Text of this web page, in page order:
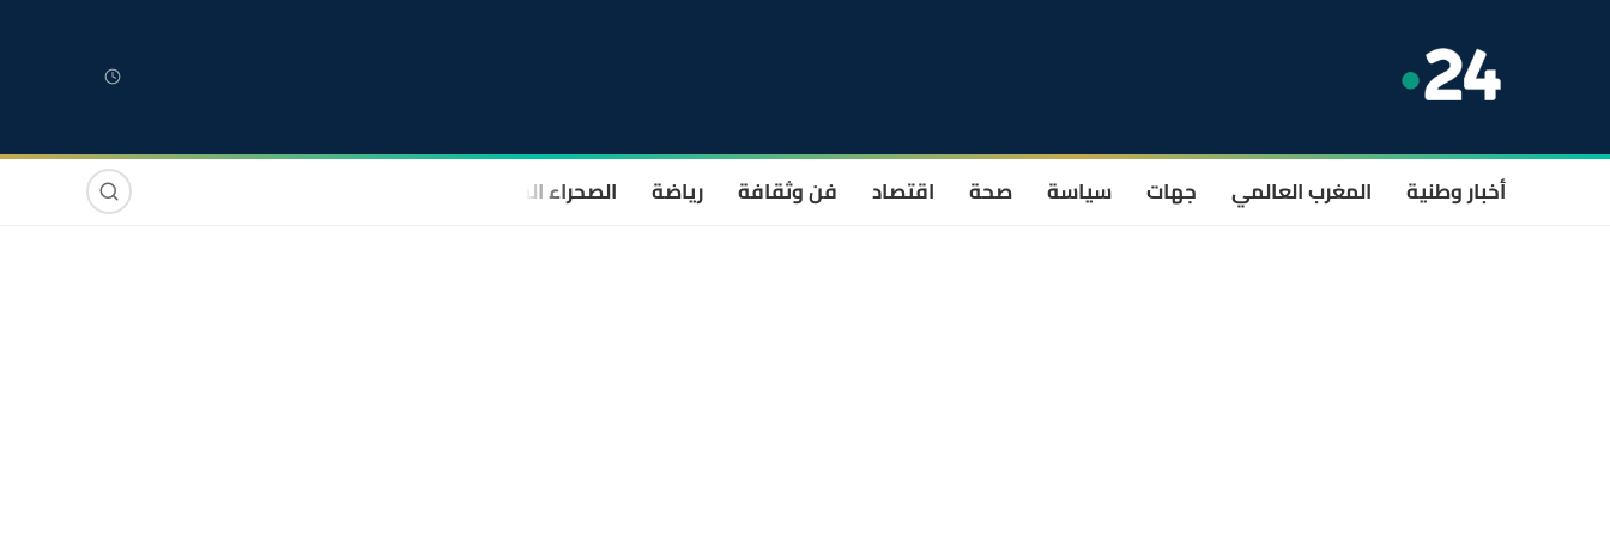
أخبار وطنية المغرب العالمي جهات سياسة صحة اقتصاد فن وثقافة رياضة الصحراء المغربية صوت وصورة